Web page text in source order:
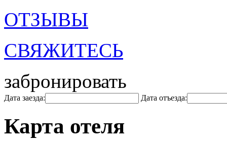
ОТЗЫВЫ
СВЯЖИТЕСЬ
забронировать
Дата заезда: Дата отъезда:
Карта отеля